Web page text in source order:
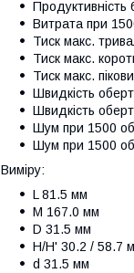
Продуктивність
Витрата при
Тиск макс.
Тиск макс.
Тиск макс.
Швидкість
Швидкість
Шум при 1500
Шум при 1500
Виміру:
L 81.5 мм
M 167.0 мм
D 31.5 мм
H/H' 30.2 / 58.7
d 31.5 мм